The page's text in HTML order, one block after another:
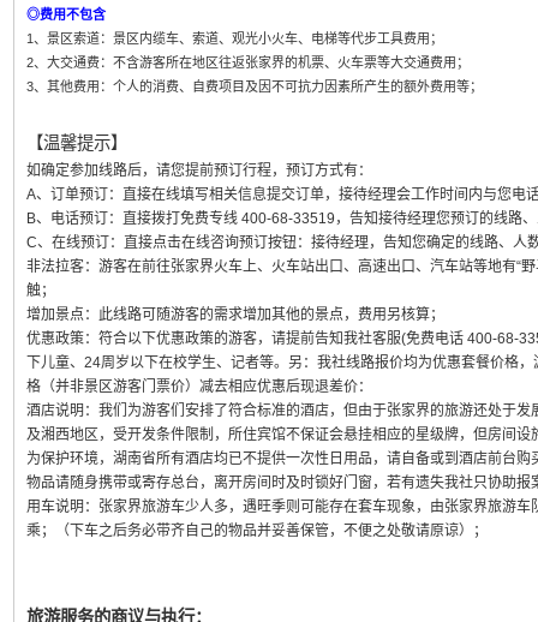
◎费用不包含
1、景区索道：景区内缆车、索道、观光小火车、电梯等代步工具费用；
2、大交通费：不含游客所在地区往返张家界的机票、火车票等大交通费用；
3、其他费用：个人的消费、自费项目及因不可抗力因素所产生的额外费用等；
【温馨提示】
如确定参加线路后，请您提前预订行程，预订方式有：
A、订单预订：直接在线填写相关信息提交订单，接待经理会工作时间内与您电
B、电话预订：直接拨打免费专线 400-68-33519，告知接待经理您预订的线路
C、在线预订：直接点击在线咨询预订按钮：接待经理，告知您确定的线路、人
非法拉客：游客在前往张家界火车上、火车站出口、高速出口、汽车站等地有“
触；
增加景点：此线路可随游客的需求增加其他的景点，费用另核算；
优惠政策：符合以下优惠政策的游客，请提前告知我社客服(免费电话 400-68-
下儿童、24周岁以下在校学生、记者等。另：我社线路报价均为优惠套餐价格
格（并非景区游客门票价）减去相应优惠后现退差价：
酒店说明：我们为游客们安排了符合标准的酒店，但由于张家界的旅游还处于
及湘西地区，受开发条件限制，所住宾馆不保证会悬挂相应的星级牌，但房间
为保护环境，湖南省所有酒店均已不提供一次性日用品，请自备或到酒店前台
物品请随身携带或寄存总台，离开房间时及时锁好门窗，若有遗失我社只协助报
用车说明：张家界旅游车少人多，遇旺季则可能存在套车现象，由张家界旅游
乘；（下车之后务必带齐自己的物品并妥善保管，不便之处敬请原谅）；
旅游服务的商议与执行：